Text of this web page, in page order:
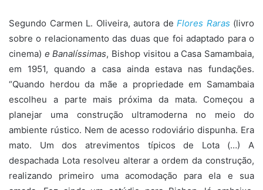
Segundo Carmen L. Oliveira, autora de Flores Raras (livro
sobre o relacionamento das duas que foi adaptado para o
cinema) e Banalíssimas, Bishop visitou a Casa Samambaia,
em 1951, quando a casa ainda estava nas fundações.
“Quando herdou da mãe a propriedade em Samambaia
escolheu a parte mais próxima da mata. Começou a
planejar uma construção ultramoderna no meio do
ambiente rústico. Nem de acesso rodoviário dispunha. Era
mato. Um dos atrevimentos típicos de Lota (…) A
despachada Lota resolveu alterar a ordem da construção,
realizando primeiro uma acomodação para ela e sua